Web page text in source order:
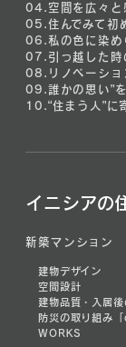
04. 空間を広々
05.住んでみて初
06.私の色に染め
07. 引っ越した時
08. リノベーシ
09.誰かの思い”
10.“住まう人”に
イニシアの
新築マンション
建物デザイン
空間設計
建物品質・入居後
防災の取り組み
WORKS